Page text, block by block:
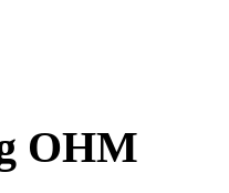
OHM